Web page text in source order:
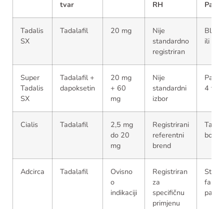
tvar
RH
Tadalis
SX
Tadalafil 20 mg
Nije
standardno
registriran
ili 4
Super
Tadalis
SX
Tadalafil +
dapoksetin
20 mg
+ 60
mg
Nije
standardni
izbor
4
Cialis Tadalafil
2,5 mg
do 20
mg
Registrirani
referentni
brend
Adcirca Tadalafil
Ovisno
o
indikaciji
Registriran
za
specifičnu
primjenu